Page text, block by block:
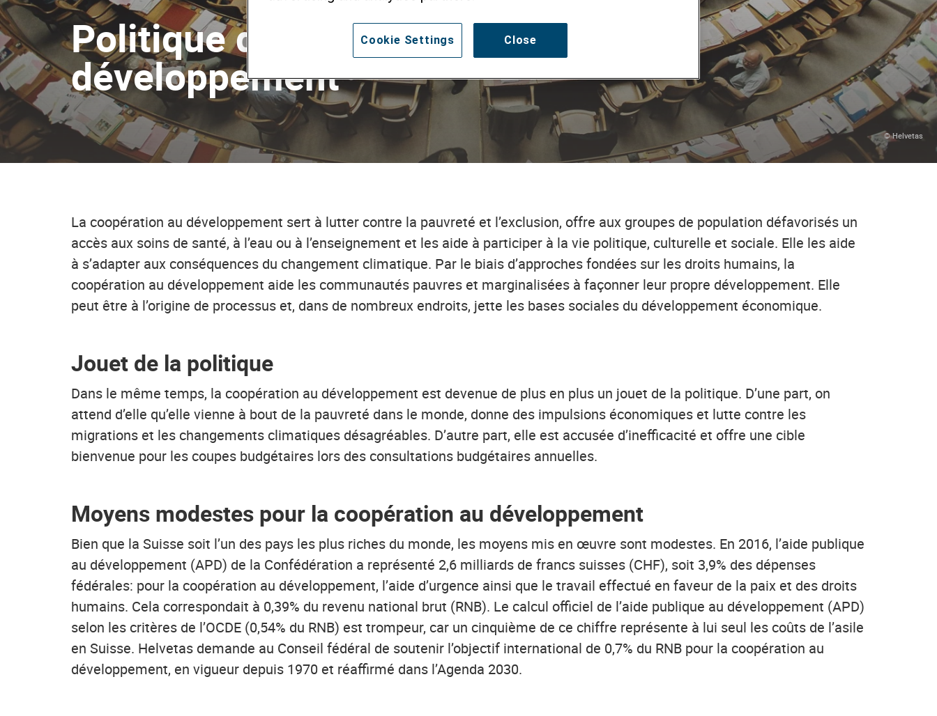
Politique de la coopération au
développement
© Helvetas
La coopération au développement sert à lutter contre la pauvreté et l’exclusion, offre aux groupes de population défavorisés un
accès aux soins de santé, à l’eau ou à l’enseignement et les aide à participer à la vie politique, culturelle et sociale. Elle les aide
à s’adapter aux conséquences du changement climatique. Par le biais d’approches fondées sur les droits humains, la
coopération au développement aide les communautés pauvres et marginalisées à façonner leur propre développement. Elle
peut être à l’origine de processus et, dans de nombreux endroits, jette les bases sociales du développement économique.
Jouet de la politique
Dans le même temps, la coopération au développement est devenue de plus en plus un jouet de la politique. D’une part, on
attend d’elle qu’elle vienne à bout de la pauvreté dans le monde, donne des impulsions économiques et lutte contre les
migrations et les changements climatiques désagréables. D’autre part, elle est accusée d’inefficacité et offre une cible
bienvenue pour les coupes budgétaires lors des consultations budgétaires annuelles.
Moyens modestes pour la coopération au développement
Bien que la Suisse soit l’un des pays les plus riches du monde, les moyens mis en œuvre sont modestes. En 2016, l’aide publique
au développement (APD) de la Confédération a représenté 2,6 milliards de francs suisses (CHF), soit 3,9% des dépenses
fédérales: pour la coopération au développement, l’aide d’urgence ainsi que le travail effectué en faveur de la paix et des droits
humains. Cela correspondait à 0,39% du revenu national brut (RNB). Le calcul officiel de l’aide publique au développement (APD)
selon les critères de l’OCDE (0,54% du RNB) est trompeur, car un cinquième de ce chiffre représente à lui seul les coûts de l’asile
en Suisse. Helvetas demande au Conseil fédéral de soutenir l’objectif international de 0,7% du RNB pour la coopération au
développement, en vigueur depuis 1970 et réaffirmé dans l’Agenda 2030.
Close
Cookie Settings